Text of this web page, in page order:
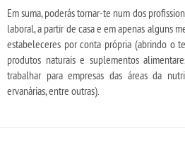
Em suma, poderás tornar-te num dos
laboral, a partir de casa e em apenas alguns
estabeleceres por conta própria (abrindo o
produtos naturais e suplementos
trabalhar para empresas das áreas da
ervanárias, entre outras).